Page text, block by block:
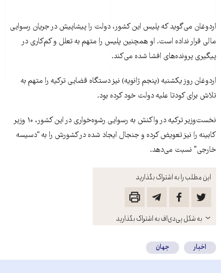
این مطلب را به اشتراک بگذارید
باز
کنید
به شکل پی‌دی‌اف به اشتراک بگذارید
اردوغان می‌گوید که پلیس این کشور، دولت را پیشاپیش در جریان رسوایی
مالی قرار نداده است. او همچنین پلیس را متهم به تعلل و کم‌کاری در
پیگیری پرونده‌های افشا شده می‌کند.
اردوغان روز یکشنبه (پنجم ژانویه) نیز دستگاه قضایی ترکیه را متهم به
تلاش برای کودتا علیه دولت خود کرده بود.
نخست‌وزیر ترکیه در واکنش به رسوایی رشوه‌خواری در این کشور، ۱۰ وزیر
کابینه را نیز تعویض کرده و جنجال ایجاد شده در کشورش را به “دسیسه
خارجی” نسبت می‌دهد.
اخبار جهان